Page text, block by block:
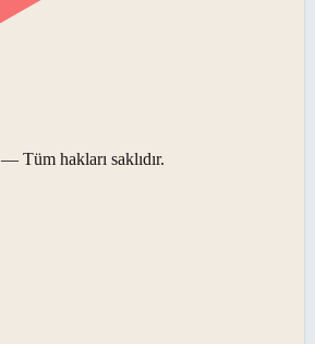
— Tüm hakları saklıdır.